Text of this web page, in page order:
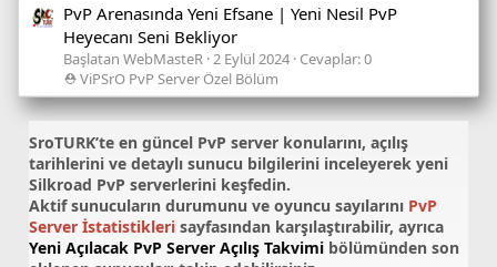
PvP Arenasında Yeni Efsane | Yeni Nesil PvP
Heyecanı Seni Bekliyor
Başlatan WebMasteR 2 Eylül 2024 Cevaplar: 0
⛑️ ViPSrO PvP Server Özel Bölüm
SroTURK’te en güncel PvP server konularını, açılış
tarihlerini ve detaylı sunucu bilgilerini inceleyerek yeni
Silkroad PvP serverlerini keşfedin.
Aktif sunucuların durumunu ve oyuncu sayılarını PvP
Server İstatistikleri sayfasından karşılaştırabilir, ayrıca
Yeni Açılacak PvP Server Açılış Takvimi bölümünden son